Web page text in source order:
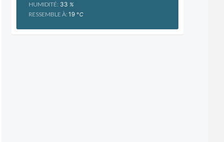
HUMIDITÉ: 33 %
RESSEMBLE À: 19°C